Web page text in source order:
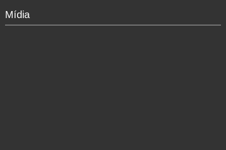
Mídia